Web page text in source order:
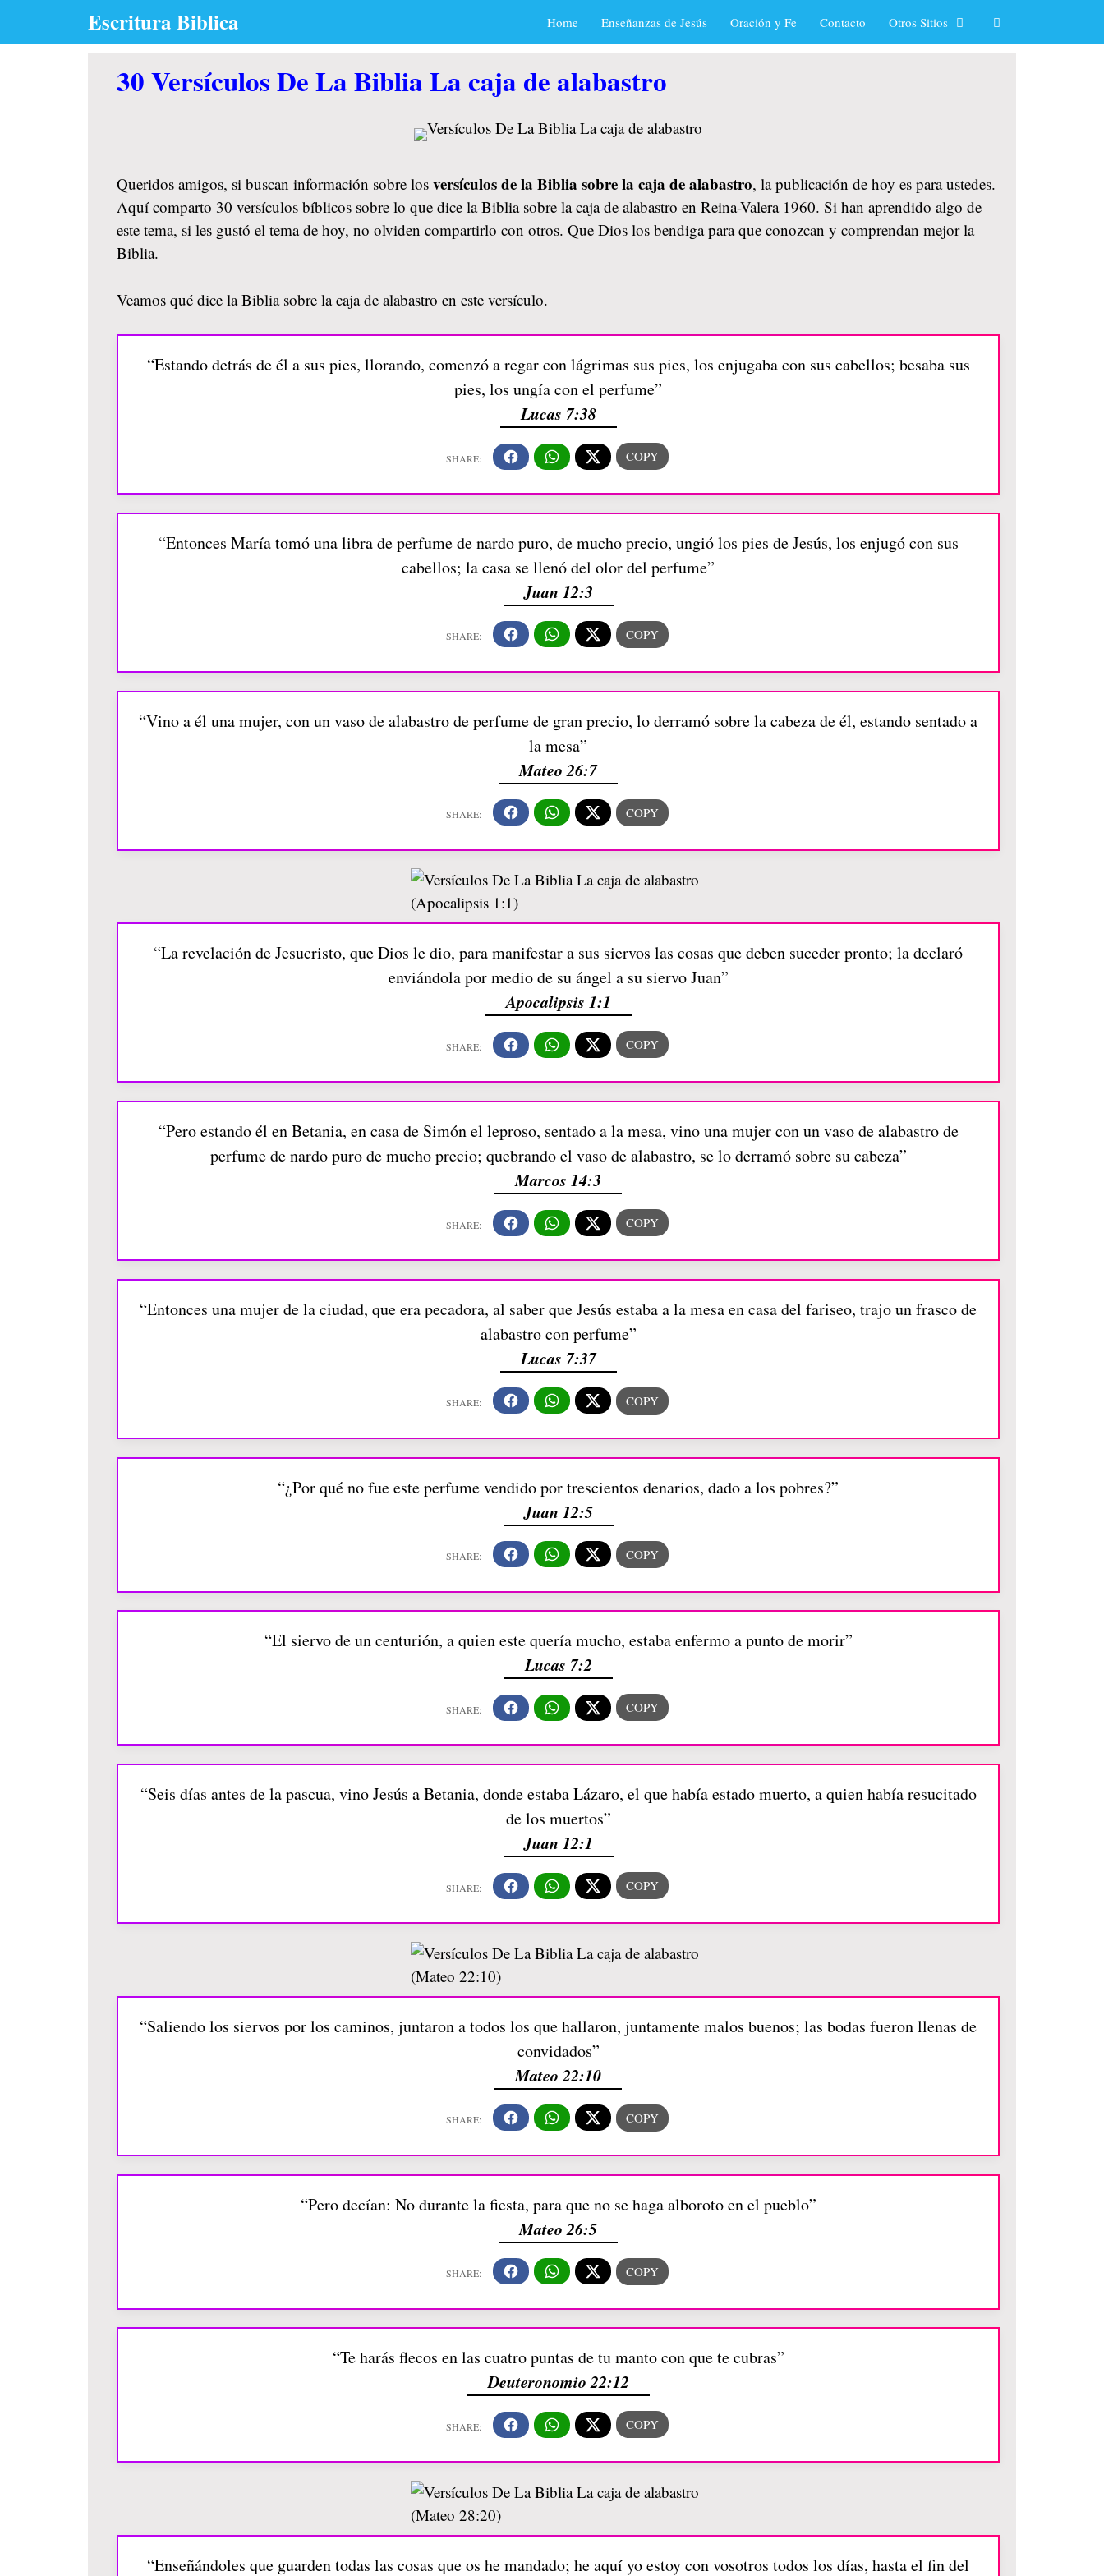
Escritura Biblica Home Enseñanzas de Jesús Oración y Fe Contacto Otros Sitios
30 Versículos De La Biblia La caja de alabastro
Queridos amigos, si buscan información sobre los versículos de la Biblia sobre la caja de alabastro, la publicación de hoy es para ustedes.
Aquí comparto 30 versículos bíblicos sobre lo que dice la Biblia sobre la caja de alabastro en Reina-Valera 1960. Si han aprendido algo de
este tema, si les gustó el tema de hoy, no olviden compartirlo con otros. Que Dios los bendiga para que conozcan y comprendan mejor la
Biblia.
Veamos qué dice la Biblia sobre la caja de alabastro en este versículo.
“Estando detrás de él a sus pies, llorando, comenzó a regar con lágrimas sus pies, los enjugaba con sus cabellos; besaba sus
pies, los ungía con el perfume”
Lucas 7:38
“Entonces María tomó una libra de perfume de nardo puro, de mucho precio, ungió los pies de Jesús, los enjugó con sus
cabellos; la casa se llenó del olor del perfume”
Juan 12:3
“Vino a él una mujer, con un vaso de alabastro de perfume de gran precio, lo derramó sobre la cabeza de él, estando sentado a
la mesa”
Mateo 26:7
“La revelación de Jesucristo, que Dios le dio, para manifestar a sus siervos las cosas que deben suceder pronto; la declaró
enviándola por medio de su ángel a su siervo Juan”
Apocalipsis 1:1
“Pero estando él en Betania, en casa de Simón el leproso, sentado a la mesa, vino una mujer con un vaso de alabastro de
perfume de nardo puro de mucho precio; quebrando el vaso de alabastro, se lo derramó sobre su cabeza”
Marcos 14:3
“Entonces una mujer de la ciudad, que era pecadora, al saber que Jesús estaba a la mesa en casa del fariseo, trajo un frasco de
alabastro con perfume”
Lucas 7:37
“¿Por qué no fue este perfume vendido por trescientos denarios, dado a los pobres?”
Juan 12:5
“El siervo de un centurión, a quien este quería mucho, estaba enfermo a punto de morir”
Lucas 7:2
“Seis días antes de la pascua, vino Jesús a Betania, donde estaba Lázaro, el que había estado muerto, a quien había resucitado
de los muertos”
Juan 12:1
“Saliendo los siervos por los caminos, juntaron a todos los que hallaron, juntamente malos buenos; las bodas fueron llenas de
convidados”
Mateo 22:10
“Pero decían: No durante la fiesta, para que no se haga alboroto en el pueblo”
Mateo 26:5
“Te harás flecos en las cuatro puntas de tu manto con que te cubras”
Deuteronomio 22:12
“Enseñándoles que guarden todas las cosas que os he mandado; he aquí yo estoy con vosotros todos los días, hasta el fin del